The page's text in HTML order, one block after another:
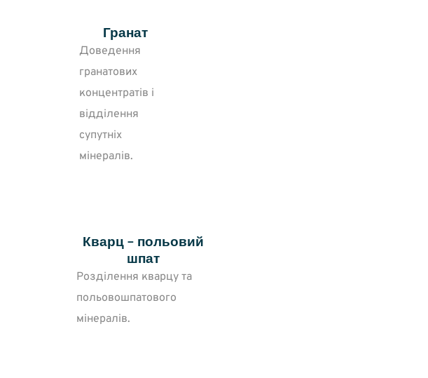
Гранат
Доведення
гранатових
концентратів і
відділення
супутніх
мінералів.
Кварц – польовий
шпат
Розділення кварцу та
польовошпатового
мінералів.